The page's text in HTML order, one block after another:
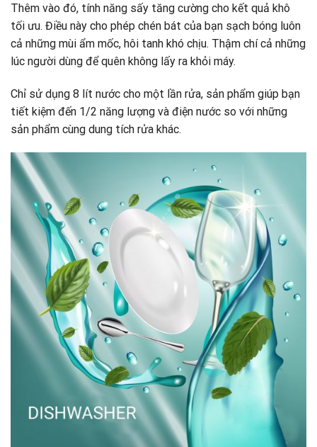
Thêm vào đó, tính năng sấy tăng cường cho kết quả khô
tối ưu. Điều này cho phép chén bát của bạn sạch bóng luôn
cả những mùi ẩm mốc, hôi tanh khó chịu. Thậm chí cả những
lúc người dùng để quên không lấy ra khỏi máy.
Chỉ sử dụng 8 lít nước cho một lần rửa, sản phẩm giúp bạn
tiết kiệm đến 1/2 năng lượng và điện nước so với những
sản phẩm cùng dung tích rửa khác.